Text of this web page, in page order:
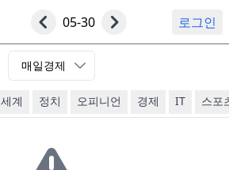
05-30 로그인
매일경제
세계 정치 오피니언 경제 IT 스포